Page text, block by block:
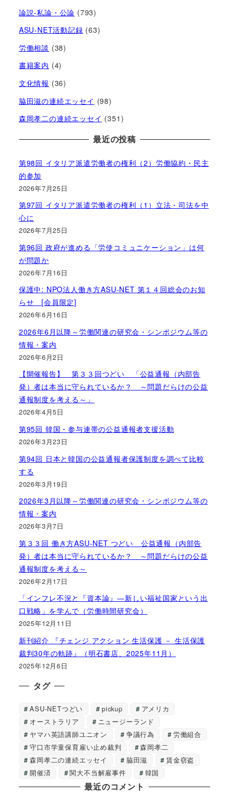
論説-私論・公論 (793)
ASU-NET活動記録 (63)
労働相談 (38)
書籍案内 (4)
文化情報 (36)
脇田滋の連続エッセイ (98)
森岡孝二の連続エッセイ (351)
最近の投稿
第98回 イタリア派遣労働者の権利（2）労働協約・民主
的参加
2026年7月25日
第97回 イタリア派遣労働者の権利（1）立法・司法を中
心に
2026年7月25日
第96回 政府が進める「労使コミュニケーション」は何
が問題か
2026年7月16日
保護中: NPO法人働き方ASU-NET 第１４回総会のお知
らせ [会員限定]
2026年6月16日
2026年6月以降～労働関連の研究会・シンポジウム等の
情報・案内
2026年6月2日
【開催報告】 第３３回つどい 「公益通報（内部告
発）者は本当に守られているか？ ～問題だらけの公益
通報制度を考える～」
2026年4月5日
第95回 韓国・参与連帯の公益通報者支援活動
2026年3月23日
第94回 日本と韓国の公益通報者保護制度を調べて比較
する
2026年3月19日
2026年3月以降～労働関連の研究会・シンポジウム等の
情報・案内
2026年3月7日
第３３回 働き方ASU-NET つどい 公益通報（内部告
発）者は本当に守られているか？ ～問題だらけの公益
通報制度を考える～
2026年2月17日
「インフレ不況と『資本論』―新しい福祉国家という出
口戦略」を学んで（労働時間研究会）
2025年12月11日
新刊紹介 『チェンジ アクション 生活保護 － 生活保護
裁判30年の軌跡』（明石書店、2025年11月）
2025年12月6日
タグ
ASU-NETつどい pickup
アメリカ
オーストラリア
ニュージーランド
ヤマハ英語講師ユニオン
争議行為
労働組合
守口市学童保育雇い止め裁判
森岡孝二
森岡孝二の連続エッセイ
脇田滋
賃金窃盗
開催済
関大不当解雇事件 韓国
最近のコメント